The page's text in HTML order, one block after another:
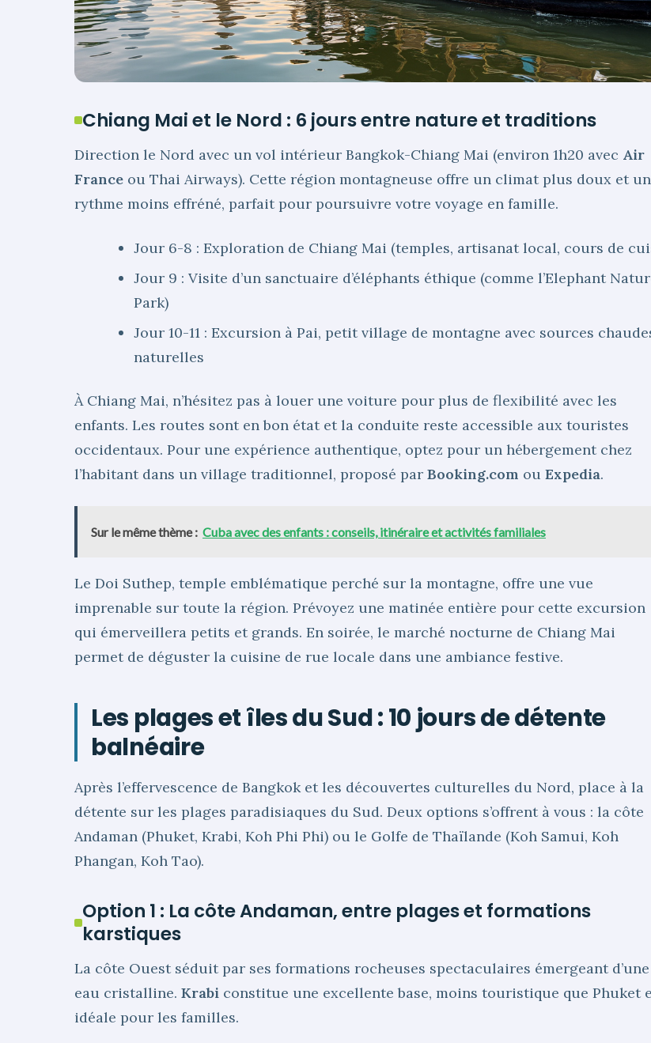
Chiang Mai et le Nord : 6 jours entre nature et traditions
Direction le Nord avec un vol intérieur Bangkok-Chiang Mai (environ 1h20 avec Air
France ou Thai Airways). Cette région montagneuse offre un climat plus doux et un
rythme moins effréné, parfait pour poursuivre votre voyage en famille.
Jour 6-8 : Exploration de Chiang Mai (temples, artisanat local, cours de
Jour 9 : Visite d’un sanctuaire d’éléphants éthique (comme l’Elephant
Park)
Jour 10-11 : Excursion à Pai, petit village de montagne avec sources
naturelles
À Chiang Mai, n’hésitez pas à louer une voiture pour plus de flexibilité avec les
enfants. Les routes sont en bon état et la conduite reste accessible aux touristes
occidentaux. Pour une expérience authentique, optez pour un hébergement chez
l’habitant dans un village traditionnel, proposé par Booking.com ou Expedia.
Sur le même thème : Cuba avec des enfants : conseils, itinéraire et activités familiales
Le Doi Suthep, temple emblématique perché sur la montagne, offre une vue
imprenable sur toute la région. Prévoyez une matinée entière pour cette excursion
qui émerveillera petits et grands. En soirée, le marché nocturne de Chiang Mai
permet de déguster la cuisine de rue locale dans une ambiance festive.
Les plages et îles du Sud : 10 jours de détente
balnéaire
Après l’effervescence de Bangkok et les découvertes culturelles du Nord, place à la
détente sur les plages paradisiaques du Sud. Deux options s’offrent à vous : la côte
Andaman (Phuket, Krabi, Koh Phi Phi) ou le Golfe de Thaïlande (Koh Samui, Koh
Phangan, Koh Tao).
Option 1 : La côte Andaman, entre plages et formations
karstiques
La côte Ouest séduit par ses formations rocheuses spectaculaires émergeant d’une
eau cristalline. Krabi constitue une excellente base, moins touristique que Phuket
idéale pour les familles.